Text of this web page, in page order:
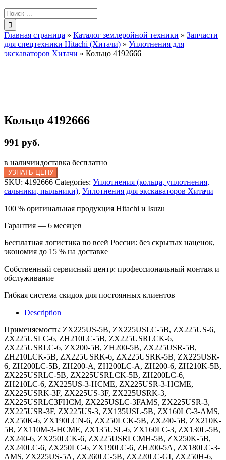
Результат
поиска:
Главная страница » Каталог землеройной техники » Запчасти
для спецтехники Hitachi (Хитачи) » Уплотнения для
экскаваторов Хитачи » Кольцо 4192666
Кольцо 4192666
991 руб.
в наличиидоставка бесплатно
УЗНАТЬ ЦЕНУ
SKU: 4192666 Categories: Уплотнения (кольца, уплотнения,
сальники, пыльники), Уплотнения для экскаваторов Хитачи
100 % оригинальная продукция Hitachi и Isuzu
Гарантия — 6 месяцев
Бесплатная логистика по всей России: без скрытых наценок,
экономия до 15 % на доставке
Собственный сервисный центр: профессиональный монтаж и
обслуживание
Гибкая система скидок для постоянных клиентов
Description
Применяемость: ZX225US-5B, ZX225USLC-5B, ZX225US-6,
ZX225USLC-6, ZH210LC-5B, ZX225USRLCK-6,
ZX225USRLC-6, ZX200-5B, ZH200-5B, ZX225USR-5B,
ZH210LCK-5B, ZX225USRK-6, ZX225USRK-5B, ZX225USR-
6, ZH200LC-5B, ZH200-A, ZH200LC-A, ZH200-6, ZH210K-5B,
ZX225USRLC-5B, ZX225USRLCK-5B, ZH200LC-6,
ZH210LC-6, ZX225US-3-HCME, ZX225USR-3-HCME,
ZX225USRK-3F, ZX225US-3F, ZX225USRK-3,
ZX225USRLC3FHCM, ZX225USLC-3FAMS, ZX225USR-3,
ZX225USR-3F, ZX225US-3, ZX135USL-5B, ZX160LC-3-AMS,
ZX250K-6, ZX190LCN-6, ZX250LCK-5B, ZX240-5B, ZX210K-
5B, ZX110M-3-HCME, ZX135USL-6, ZX160LC-3, ZX130L-5B,
ZX240-6, ZX250LCK-6, ZX225USRLCMH-5B, ZX250K-5B,
ZX240LC-6, ZX250LC-6, ZX190LC-6, ZH200-5A, ZX180LC-3-
AMS, ZX225US-5A, ZX260LC-5B, ZX220LC-GI, ZX250H-6,